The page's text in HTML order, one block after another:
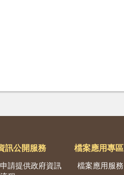
訊公開服務
申請提供政府資訊
檔案應用專區
檔案應用服務